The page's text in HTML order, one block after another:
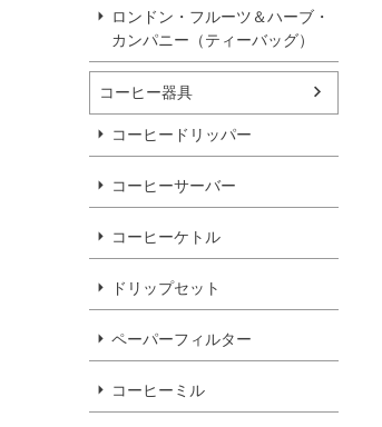
ロンドン・フルーツ＆ハーブ・
カンパニー（ティーバッグ）
コーヒー器具
コーヒードリッパー
コーヒーサーバー
コーヒーケトル
ドリップセット
ペーパーフィルター
コーヒーミル